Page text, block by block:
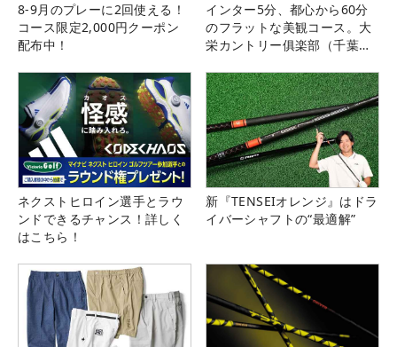
8-9月のプレーに2回使える！
コース限定2,000円クーポン
配布中！
インター5分、都心から60分
のフラットな美観コース。大
栄カントリー俱楽部（千葉
ネクストヒロイン選手とラウ
ンドできるチャンス！詳しく
はこちら！
新『TENSEIオレンジ』はドラ
イバーシャフトの“最適解”